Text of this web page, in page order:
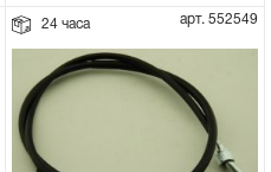
24 часа арт. 552549